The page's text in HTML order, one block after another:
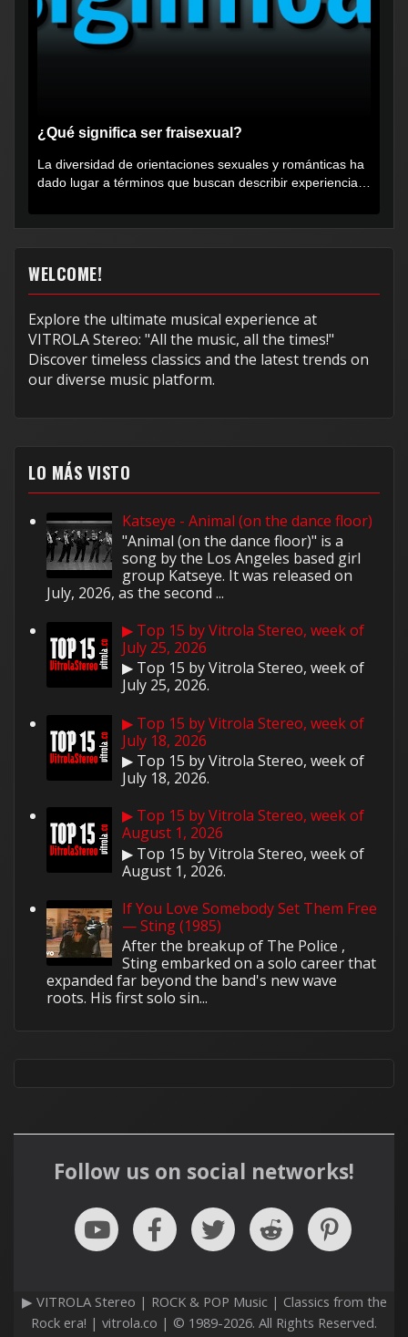
¿Qué significa ser fraisexual?
La diversidad de orientaciones sexuales y románticas ha
dado lugar a términos que buscan describir experiencias
WELCOME!
Explore the ultimate musical experience at
VITROLA Stereo: "All the music, all the times!"
Discover timeless classics and the latest trends on
our diverse music platform.
LO MÁS VISTO
Katseye - Animal (on the dance floor)
"Animal (on the dance floor)" is a
song by the Los Angeles based girl
group Katseye. It was released on
July, 2026, as the second ...
▶ Top 15 by Vitrola Stereo, week of
July 25, 2026
▶ Top 15 by Vitrola Stereo, week of
July 25, 2026.
▶ Top 15 by Vitrola Stereo, week of
July 18, 2026
▶ Top 15 by Vitrola Stereo, week of
July 18, 2026.
▶ Top 15 by Vitrola Stereo, week of
August 1, 2026
▶ Top 15 by Vitrola Stereo, week of
August 1, 2026.
If You Love Somebody Set Them Free
— Sting (1985)
After the breakup of The Police ,
Sting embarked on a solo career that
expanded far beyond the band's new wave
roots. His first solo sin...
Follow us on social networks!
▶ VITROLA Stereo | ROCK & POP Music | Classics from the
Rock era! | vitrola.co | © 1989-2026. All Rights Reserved.